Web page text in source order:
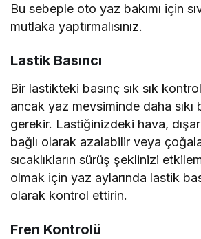
Bu sebeple oto yaz bakımı için
mutlaka yaptırmalısınız.
Lastik Basıncı
Bir lastikteki basınç sık sık
ancak yaz mevsiminde daha sıkı
gerekir. Lastiğinizdeki hava,
bağlı olarak azalabilir veya
sıcaklıkların sürüş şeklinizi
olmak için yaz aylarında lastik
olarak kontrol ettirin.
Fren Kontrolü